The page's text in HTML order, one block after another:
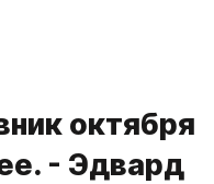
октября
- Эдвард